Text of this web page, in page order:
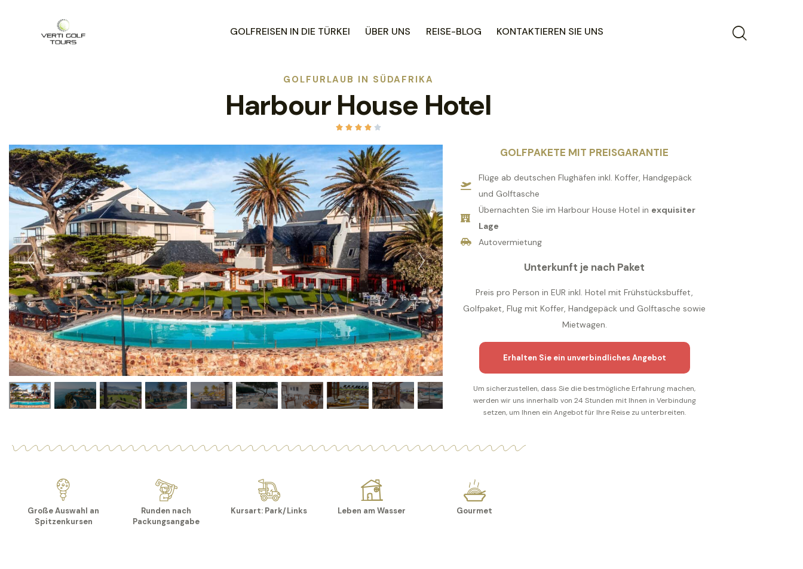
GOLFREISEN IN DIE TÜRKEI ÜBER UNS REISE-BLOG KONTAKTIEREN SIE UNS
GOLFURLAUB IN SÜDAFRIKA
Harbour House Hotel
    
GOLFPAKETE MIT PREISGARANTIE
Flüge ab deutschen Flughäfen inkl. Koffer, Handgepäck
und Golftasche
Übernachten Sie im Harbour House Hotel in exquisiter
Lage
Autovermietung
Unterkunft je nach Paket
Preis pro Person in EUR inkl. Hotel mit Frühstücksbuffet,
Golfpaket, Flug mit Koffer, Handgepäck und Golftasche sowie
Mietwagen.
Erhalten Sie ein unverbindliches Angebot
Um sicherzustellen, dass Sie die bestmögliche Erfahrung machen,
werden wir uns innerhalb von 24 Stunden mit Ihnen in Verbindung
setzen, um Ihnen ein Angebot für Ihre Reise zu unterbreiten.
Große Auswahl an
Spitzenkursen
Runden nach
Packungsangabe
Kursart: Park/Links Leben am Wasser Gourmet